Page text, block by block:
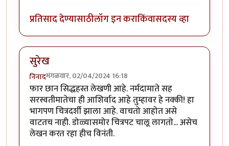
प्रतिसाद देण्यासाठीलॉग इन कराकिंवासदस्य व्हा
सुरेख
निनादमंगळवार, 02/04/2024 16:18
फार छान सिद्धहस्त लेखणी आहे. नर्मदामाते सह
सरस्वतीमातेचा ही आशिर्वाद आहे तुम्हावर हे नक्की! हा
भागपण चित्रदर्शी झाला आहे. वाचतो आहोत असे
वाटतच नाही. डोळ्यासमोर चित्रपट चालू लागतो... असेच
लेखन करत रहा हीच विनंती.